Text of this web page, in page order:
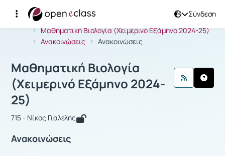
Σύνδεση
Αρχική Σελίδα
Μαθηματική Βιολογία (Χειμερινό Εξάμηνο 2024-25)
Ανακοινώσεις
Ανακοινώσεις
Μάθημα : Μαθηματική Βιολογία
Μαθηματική Βιολογία
(Χειμερινό Εξάμηνο 2024-
25)
715 - Νίκος Γιαλελής
Ανακοινώσεις